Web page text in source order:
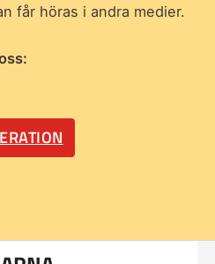
får höras i andra medier.